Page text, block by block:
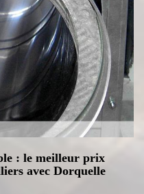
: le meilleur prix
avec Dorquelle